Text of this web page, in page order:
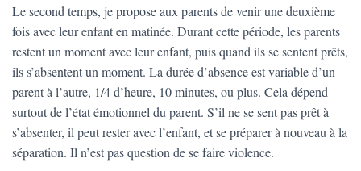
Le second temps, je propose aux parents de venir une deuxième
fois avec leur enfant en matinée. Durant cette période, les parents
restent un moment avec leur enfant, puis quand ils se sentent prêts,
ils s’absentent un moment. La durée d’absence est variable d’un
parent à l’autre, 1/4 d’heure, 10 minutes, ou plus. Cela dépend
surtout de l’état émotionnel du parent. S’il ne se sent pas prêt à
s’absenter, il peut rester avec l’enfant, et se préparer à nouveau à la
séparation. Il n’est pas question de se faire violence.